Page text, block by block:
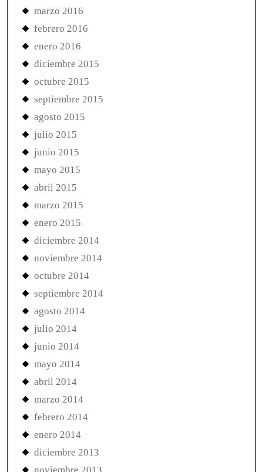
marzo 2016
febrero 2016
enero 2016
diciembre 2015
octubre 2015
septiembre 2015
agosto 2015
julio 2015
junio 2015
mayo 2015
abril 2015
marzo 2015
enero 2015
diciembre 2014
noviembre 2014
octubre 2014
septiembre 2014
agosto 2014
julio 2014
junio 2014
mayo 2014
abril 2014
marzo 2014
febrero 2014
enero 2014
diciembre 2013